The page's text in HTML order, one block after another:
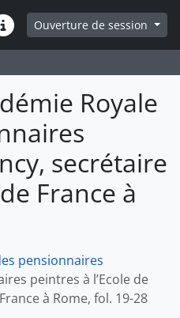
page
rapides
Ouverture de session
Royale
secrétaire
France à
pensionnaires
peintres à l’Ecole de
à Rome, fol. 19-28